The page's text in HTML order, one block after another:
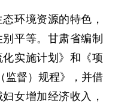
环境资源的特色，
平等。甘肃省编制
实施计划》和《项
监督）规程》，并借
女增加经济收入，